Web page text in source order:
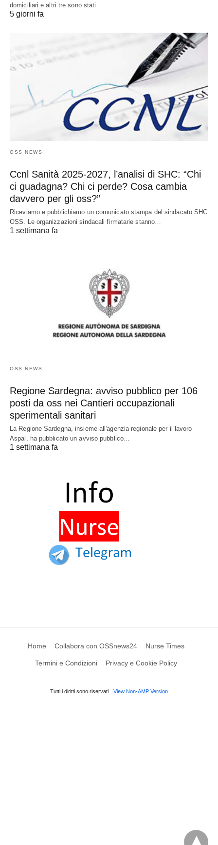
domiciliari e altri tre sono stati…
5 giorni fa
OSS NEWS
Ccnl Sanità 2025-2027, l’analisi di SHC: “Chi
ci guadagna? Chi ci perde? Cosa cambia
davvero per gli oss?”
Riceviamo e pubblichiamo un comunicato stampa del sindacato SHC
OSS. Le organizzazioni sindacali firmatarie stanno…
1 settimana fa
OSS NEWS
Regione Sardegna: avviso pubblico per 106
posti da oss nei Cantieri occupazionali
sperimentali sanitari
La Regione Sardegna, insieme all'agenzia regionale per il lavoro
Aspal, ha pubblicato un avviso pubblico…
1 settimana fa
Home Collabora con OSSnews24 Nurse Times
Termini e Condizioni Privacy e Cookie Policy
Tutti i diritti sono riservati View Non-AMP Version